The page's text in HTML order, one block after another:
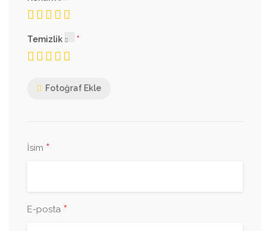
Temizlik
Fotoğraf Ekle
İsim *
E-posta *